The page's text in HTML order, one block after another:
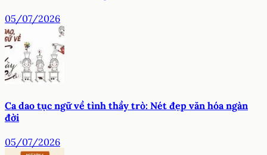
05/07/2026
Ca dao tục ngữ về tình thầy trò: Nét đẹp văn hóa ngàn
đời
05/07/2026